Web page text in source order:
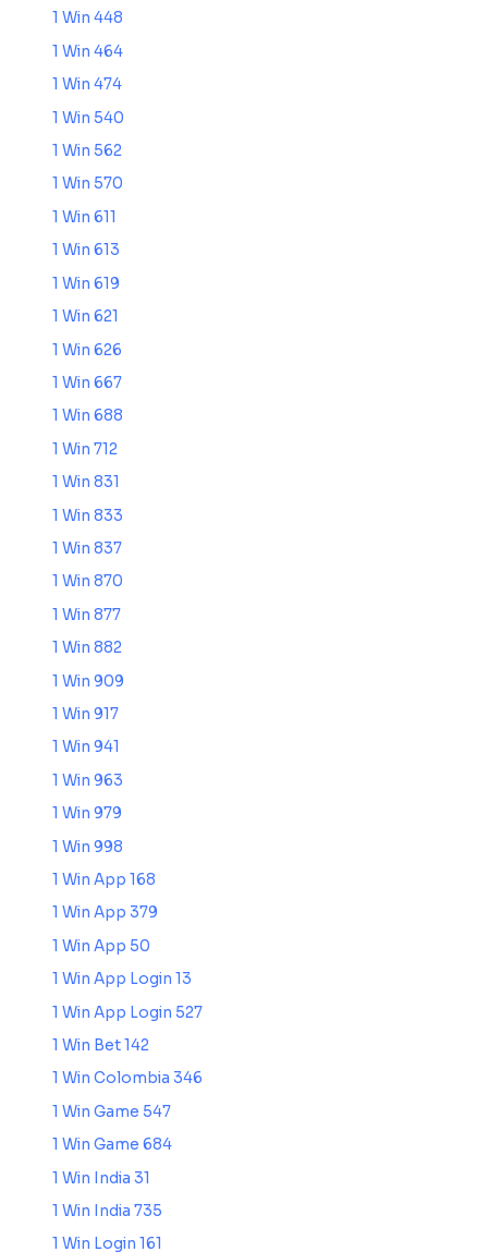
1 Win 448
1 Win 464
1 Win 474
1 Win 540
1 Win 562
1 Win 570
1 Win 611
1 Win 613
1 Win 619
1 Win 621
1 Win 626
1 Win 667
1 Win 688
1 Win 712
1 Win 831
1 Win 833
1 Win 837
1 Win 870
1 Win 877
1 Win 882
1 Win 909
1 Win 917
1 Win 941
1 Win 963
1 Win 979
1 Win 998
1 Win App 168
1 Win App 379
1 Win App 50
1 Win App Login 13
1 Win App Login 527
1 Win Bet 142
1 Win Colombia 346
1 Win Game 547
1 Win Game 684
1 Win India 31
1 Win India 735
1 Win Login 161